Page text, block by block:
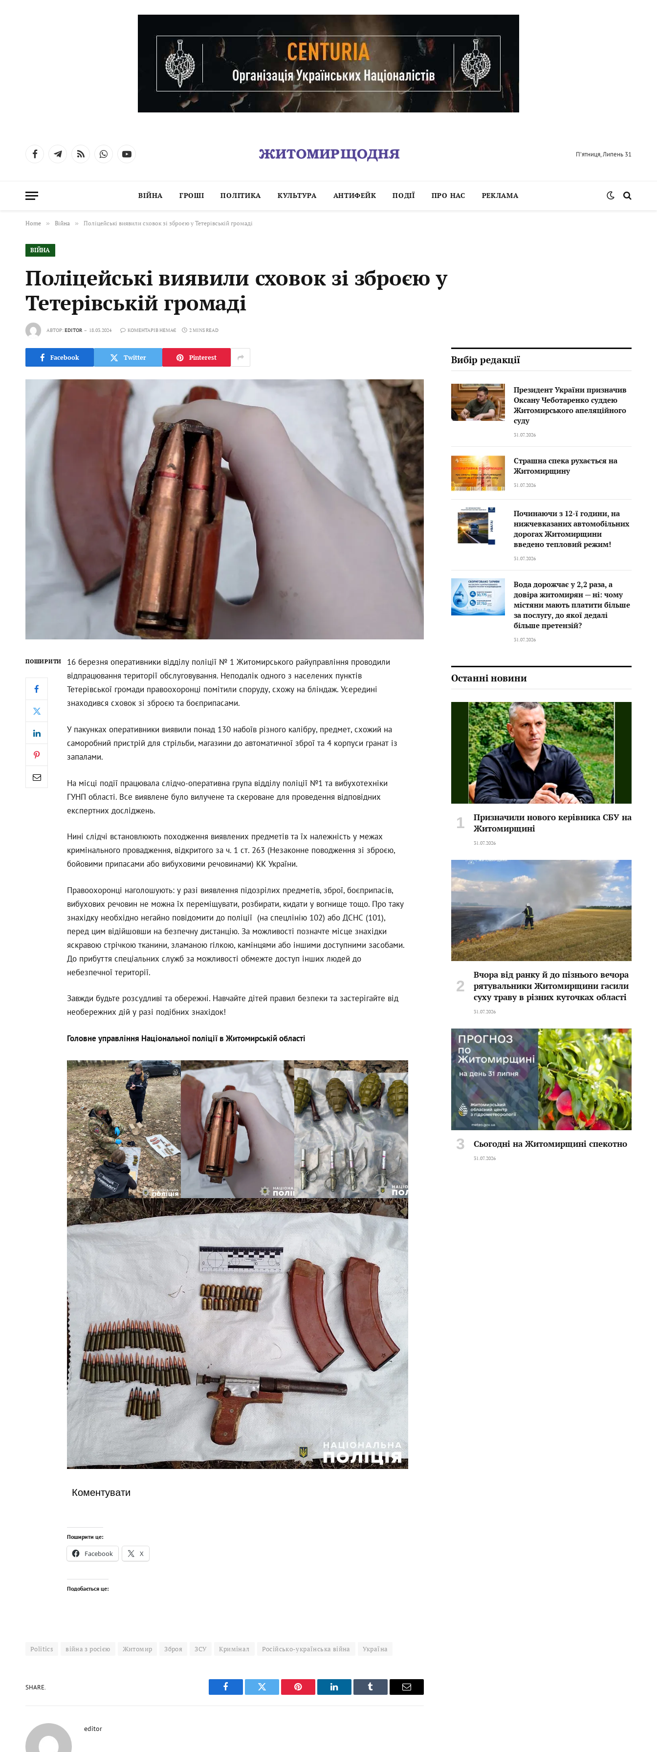
FacebookTelegramRSS WhatsAppYouTube П’ятниця, Липень 31
ВІЙНА ГРОШІ ПОЛІТИКА КУЛЬТУРА АНТИФЕЙК ПОДІЇ ПРО НАС РЕКЛАМА
Home » Війна » Поліцейські виявили сховок зі зброєю у Тетерівській громаді
ВІЙНА
Поліцейські виявили сховок зі зброєю у
Тетерівській громаді
АВТОР:EDITOR 18.03.2024 КОМЕНТАРІВ НЕМАЄ 2 MINS READ
Facebook Twitter Pinterest
ПОШИРИТИ
16 березня оперативники відділу поліції № 1 Житомирського райуправління проводили
відпрацювання території обслуговування. Неподалік одного з населених пунктів
Тетерівської громади правоохоронці помітили споруду, схожу на бліндаж. Усередині
знаходився сховок зі зброєю та боєприпасами.
У пакунках оперативники виявили понад 130 набоїв різного калібру, предмет, схожий на
саморобний пристрій для стрільби, магазини до автоматичної зброї та 4 корпуси гранат із
запалами.
На місці події працювала слідчо-оперативна група відділу поліції №1 та вибухотехніки
ГУНП області. Все виявлене було вилучене та скероване для проведення відповідних
експертних досліджень.
Нині слідчі встановлюють походження виявлених предметів та їх належність у межах
кримінального провадження, відкритого за ч. 1 ст. 263 (Незаконне поводження зі зброєю,
бойовими припасами або вибуховими речовинами) КК України.
Правоохоронці наголошують: у разі виявлення підозрілих предметів, зброї, боєприпасів,
вибухових речовин не можна їх переміщувати, розбирати, кидати у вогнище тощо. Про таку
знахідку необхідно негайно повідомити до поліції (на спецлінію 102) або ДСНС (101),
перед цим відійшовши на безпечну дистанцію. За можливості позначте місце знахідки
яскравою стрічкою тканини, зламаною гілкою, камінцями або іншими доступними засобами.
До прибуття спеціальних служб за можливості обмежте доступ інших людей до
небезпечної території.
Завжди будьте розсудливі та обережні. Навчайте дітей правил безпеки та застерігайте від
необережних дій у разі подібних знахідок!
Головне управління Національної поліції в Житомирській області
Коментувати
Поширити це:
Facebook X
Подобається це:
Politics війна з росією Житомир Зброя ЗСУ Кримінал Російсько-українська війна Україна
SHARE.
Facebook Twitter Pinterest LinkedIn Tumblr Email
editor
Вибір редакції
Президент України призначив
Оксану Чеботаренко суддею
Житомирського апеляційного
суду
31.07.2026
Страшна спека рухається на
Житомирщину
31.07.2026
Починаючи з 12-ї години, на
нижчевказаних автомобільних
дорогах Житомирщини
введено тепловий режим!
31.07.2026
Вода дорожчає у 2,2 раза, а
довіра житомирян — ні: чому
містяни мають платити більше
за послугу, до якої дедалі
більше претензій?
31.07.2026
Останні новини
Призначили нового керівника СБУ на
Житомирщині
31.07.2026
Вчора від ранку й до пізнього вечора
рятувальники Житомирщини гасили
суху траву в різних куточках області
31.07.2026
Сьогодні на Житомирщині спекотно
31.07.2026